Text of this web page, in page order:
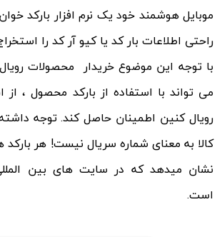
موبایل هوشمند خود یک نرم افزار بارکد
راحتی اطلاعات بار کد یا کیو آر کد را
با توجه این موضوع خریدار محصولات
می تواند با استفاده از بارکد محصول ،
رویال کنین اطمینان حاصل کند. توجه
کالا به معنای شماره سریال نیست! هر بارکد
نشان میدهد که در سایت های بین
است.